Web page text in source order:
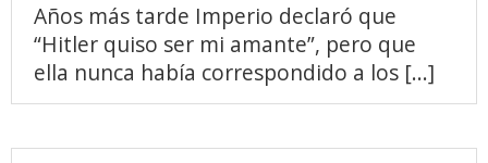
Años más tarde Imperio declaró que
“Hitler quiso ser mi amante”, pero que
ella nunca había correspondido a los [...]